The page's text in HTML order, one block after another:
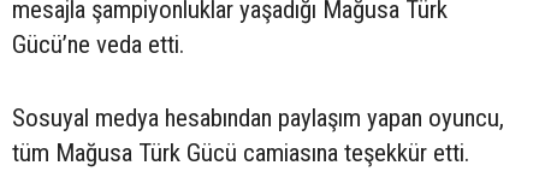
mesajla şampiyonluklar yaşadığı Mağusa Türk
Gücü’ne veda etti.
Sosuyal medya hesabından paylaşım yapan oyuncu,
tüm Mağusa Türk Gücü camiasına teşekkür etti.